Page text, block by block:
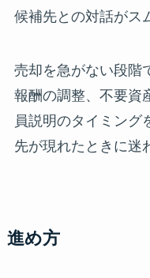
候補先との対話がス
売却を急がない段階
報酬の調整、不要資
員説明のタイミング
先が現れたときに迷
進め方